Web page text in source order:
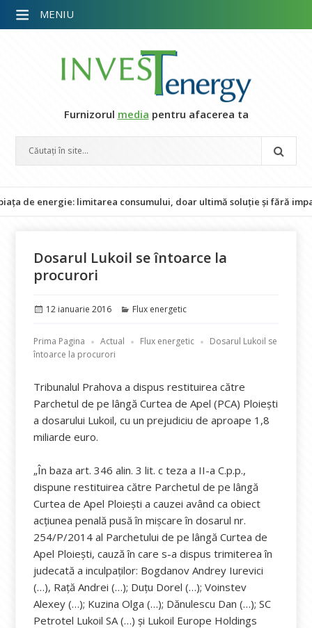
Furnizorul media pentru afacerea ta
limitarea consumului, doar ultimă soluție și fără impact
Dosarul Lukoil se întoarce la
procurori
Publicat
12 ianuarie 2016 Categorii
Flux energetic
Prima Pagina Actual Flux energetic
Dosarul Lukoil se
întoarce la procurori
Tribunalul Prahova a dispus restituirea către
Parchetul de pe lângă Curtea de Apel (PCA) Ploieşti
a dosarului Lukoil, cu un prejudiciu de aproape 1,8
miliarde euro.
„În baza art. 346 alin. 3 lit. c teza a II-a C.p.p.,
dispune restituirea către Parchetul de pe lângă
Curtea de Apel Ploieşti a cauzei având ca obiect
acţiunea penală pusă în mişcare în dosarul nr.
254/P/2014 al Parchetului de pe lângă Curtea de
Apel Ploieşti, cauză în care s-a dispus trimiterea în
judecată a inculpaţilor: Bogdanov Andrey Iurevici
(…), Raţă Andrei (…); Duţu Dorel (…); Voinstev
Alexey (…); Kuzina Olga (…); Dănulescu Dan (…); SC
Petrotel Lukoil SA (…) şi Lukoil Europe Holdings
MENIU